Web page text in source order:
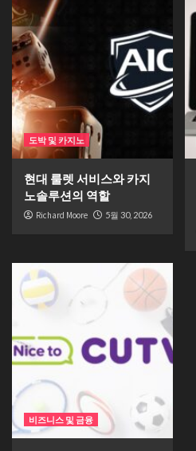
도박 및 카지노
현대 룰렛 서비스와 카지
노솔루션의 역할
Richard Moore 5월 30, 2026
비즈니스 및 금융